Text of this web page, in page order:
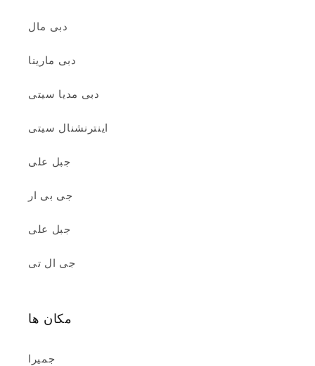
دبی مال
دبی مارینا
دبی مدیا سیتی
اینترنشنال سیتی
جبل علی
جی بی ار
جبل علی
جی ال تی
مکان ها
جمیرا